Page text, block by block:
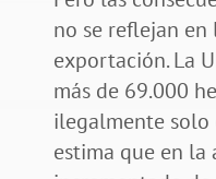
no se reflejan
exportación. La
más de 69.000
ilegalmente solo
estima que en